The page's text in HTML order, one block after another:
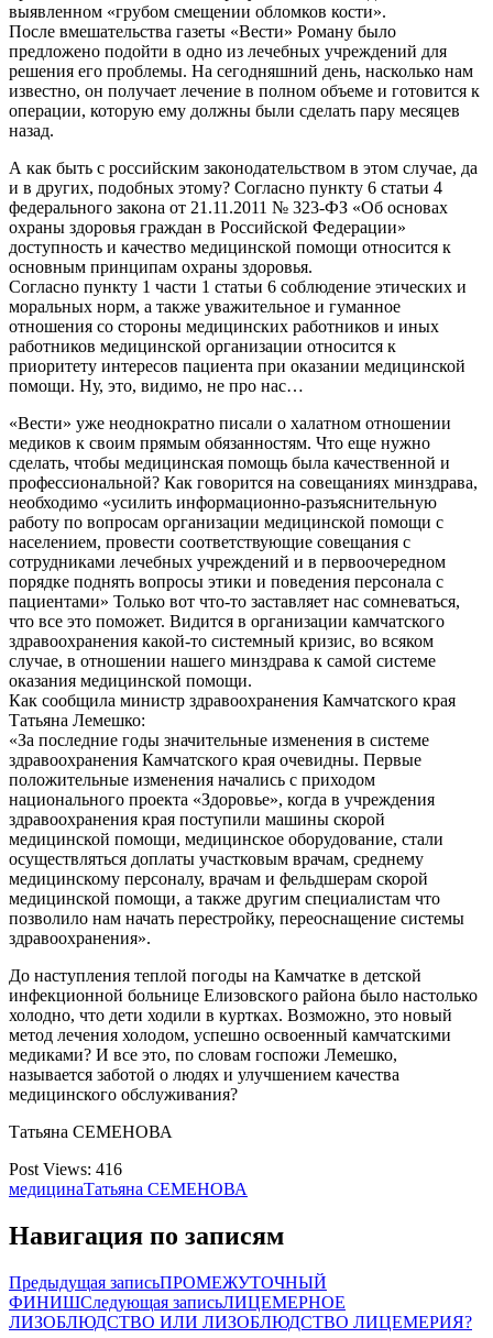
выявленном «грубом смещении обломков кости».
После вмешательства газеты «Вести» Роману было
предложено подойти в одно из лечебных учреждений для
решения его проблемы. На сегодняшний день, насколько нам
известно, он получает лечение в полном объеме и готовится к
операции, которую ему должны были сделать пару месяцев
назад.
А как быть с российским законодательством в этом случае, да
и в других, подобных этому? Согласно пункту 6 статьи 4
федерального закона от 21.11.2011 № 323-ФЗ «Об основах
охраны здоровья граждан в Российской Федерации»
доступность и качество медицинской помощи относится к
основным принципам охраны здоровья.
Согласно пункту 1 части 1 статьи 6 соблюдение этических и
моральных норм, а также уважительное и гуманное
отношения со стороны медицинских работников и иных
работников медицинской организации относится к
приоритету интересов пациента при оказании медицинской
помощи. Ну, это, видимо, не про нас…
«Вести» уже неоднократно писали о халатном отношении
медиков к своим прямым обязанностям. Что еще нужно
сделать, чтобы медицинская помощь была качественной и
профессиональной? Как говорится на совещаниях минздрава,
необходимо «усилить информационно-разъяснительную
работу по вопросам организации медицинской помощи с
населением, провести соответствующие совещания с
сотрудниками лечебных учреждений и в первоочередном
порядке поднять вопросы этики и поведения персонала с
пациентами» Только вот что-то заставляет нас сомневаться,
что все это поможет. Видится в организации камчатского
здравоохранения какой-то системный кризис, во всяком
случае, в отношении нашего минздрава к самой системе
оказания медицинской помощи.
Как сообщила министр здравоохранения Камчатского края
Татьяна Лемешко:
«За последние годы значительные изменения в системе
здравоохранения Камчатского края очевидны. Первые
положительные изменения начались с приходом
национального проекта «Здоровье», когда в учреждения
здравоохранения края поступили машины скорой
медицинской помощи, медицинское оборудование, стали
осуществляться доплаты участковым врачам, среднему
медицинскому персоналу, врачам и фельдшерам скорой
медицинской помощи, а также другим специалистам что
позволило нам начать перестройку, переоснащение системы
здравоохранения».
До наступления теплой погоды на Камчатке в детской
инфекционной больнице Елизовского района было настолько
холодно, что дети ходили в куртках. Возможно, это новый
метод лечения холодом, успешно освоенный камчатскими
медиками? И все это, по словам госпожи Лемешко,
называется заботой о людях и улучшением качества
медицинского обслуживания?
Татьяна СЕМЕНОВА
Post Views: 416
медицинаТатьяна СЕМЕНОВА
Навигация по записям
Предыдущая записьПРОМЕЖУТОЧНЫЙ
ФИНИШСледующая записьЛИЦЕМЕРНОЕ
ЛИЗОБЛЮДСТВО ИЛИ ЛИЗОБЛЮДСТВО ЛИЦЕМЕРИЯ?